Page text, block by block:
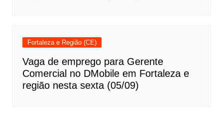
Fortaleza e Região (CE)
Vaga de emprego para Gerente
Comercial no DMobile em Fortaleza e
região nesta sexta (05/09)